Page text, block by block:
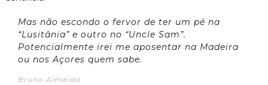
Mas não escondo o fervor de ter um pé na
“Lusitânia” e outro no “Uncle Sam”.
Potencialmente irei me aposentar na Madeira
ou nos Açores quem sabe.
Bruno Almeida